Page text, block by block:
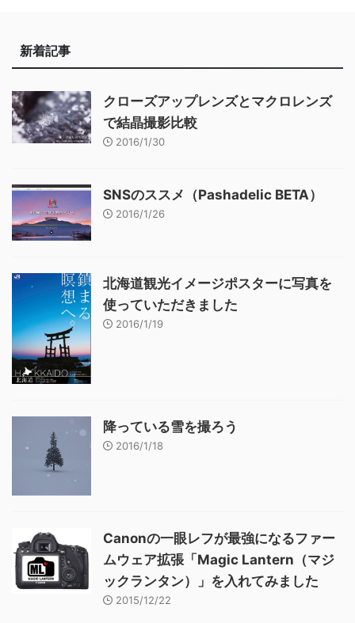
新着記事
クローズアップレンズとマクロレンズ
で結晶撮影比較
2016/1/30
SNSのススメ（Pashadelic BETA）
2016/1/26
北海道観光イメージポスターに写真を
使っていただきました
2016/1/19
降っている雪を撮ろう
2016/1/18
Canonの一眼レフが最強になるファー
ムウェア拡張「Magic Lantern（マジ
ックランタン）」を入れてみました
2015/12/22